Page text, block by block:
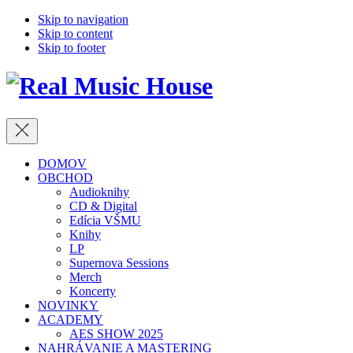
Skip to navigation
Skip to content
Skip to footer
Close
DOMOV
OBCHOD
Audioknihy
CD & Digital
Edícia VŠMU
Knihy
LP
Supernova Sessions
Merch
Koncerty
NOVINKY
ACADEMY
AES SHOW 2025
NAHRÁVANIE A MASTERING